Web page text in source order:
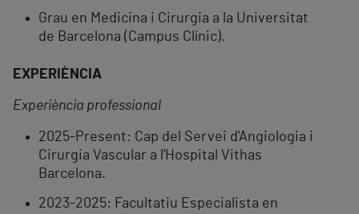
Grau en Medicina i Cirurgia a la Universitat
de Barcelona (Campus Clínic).
EXPERIÈNCIA
Experiència professional
2025-Present: Cap del Servei d'Angiologia i
Cirurgia Vascular a l'Hospital Vithas
Barcelona.
2023-2025: Facultatiu Especialista en